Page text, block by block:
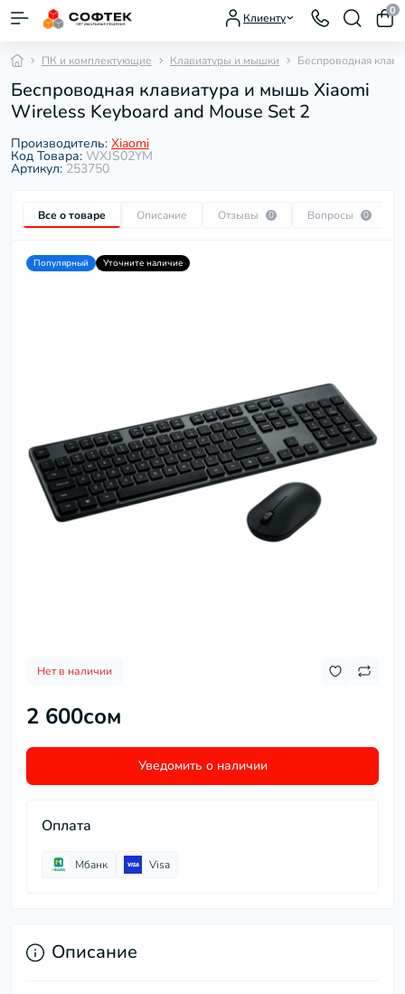
Клиенту
0
ПК и комплектующие Клавиатуры и мышки Беспроводная
Беспроводная клавиатура и мышь Xiaomi
Wireless Keyboard and Mouse Set 2
Производитель: Xiaomi
Код Товара: WXJS02YM
Артикул: 253750
Все о товаре Описание Отзывы 0 Вопросы 0
Популярный Уточните наличие
Нет в наличии
2 600сом
Уведомить о наличии
Оплата
Мбанк Visa
Описание